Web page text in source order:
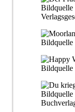
Bildquelle
Bildquelle
Bildquelle
Bildquelle